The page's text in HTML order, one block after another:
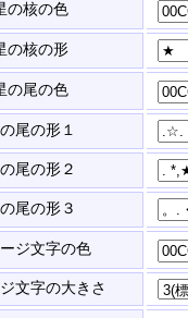
の核の色
の核の形
の尾の色
尾の形１
尾の形２
尾の形３
ジ文字の色
文字の大きさ